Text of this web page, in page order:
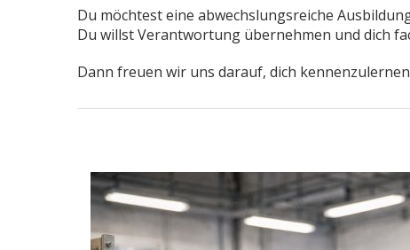
Du möchtest eine abwechslungsreiche
Du willst Verantwortung übernehmen und dich
Dann freuen wir uns darauf, dich